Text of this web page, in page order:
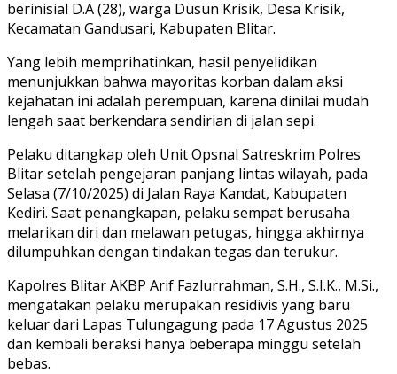
berinisial D.A (28), warga Dusun Krisik, Desa Krisik,
Kecamatan Gandusari, Kabupaten Blitar.
Yang lebih memprihatinkan, hasil penyelidikan
menunjukkan bahwa mayoritas korban dalam aksi
kejahatan ini adalah perempuan, karena dinilai mudah
lengah saat berkendara sendirian di jalan sepi.
Pelaku ditangkap oleh Unit Opsnal Satreskrim Polres
Blitar setelah pengejaran panjang lintas wilayah, pada
Selasa (7/10/2025) di Jalan Raya Kandat, Kabupaten
Kediri. Saat penangkapan, pelaku sempat berusaha
melarikan diri dan melawan petugas, hingga akhirnya
dilumpuhkan dengan tindakan tegas dan terukur.
Kapolres Blitar AKBP Arif Fazlurrahman, S.H., S.I.K., M.Si.,
mengatakan pelaku merupakan residivis yang baru
keluar dari Lapas Tulungagung pada 17 Agustus 2025
dan kembali beraksi hanya beberapa minggu setelah
bebas.